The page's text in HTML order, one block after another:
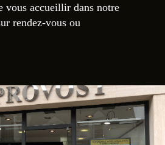
vous accueillir dans notre
rendez-vous ou